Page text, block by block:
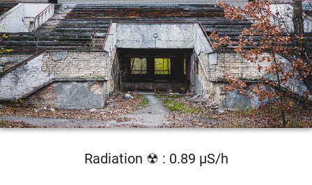
Radiation ☢ : 0.89 µS/h